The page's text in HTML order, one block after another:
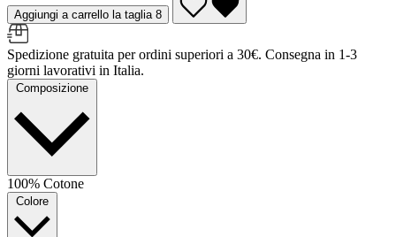
Aggiungi a carrello la taglia 8
Spedizione gratuita per ordini superiori a 30€. Consegna in 1-3
giorni lavorativi in Italia.
Composizione
100% Cotone
Colore